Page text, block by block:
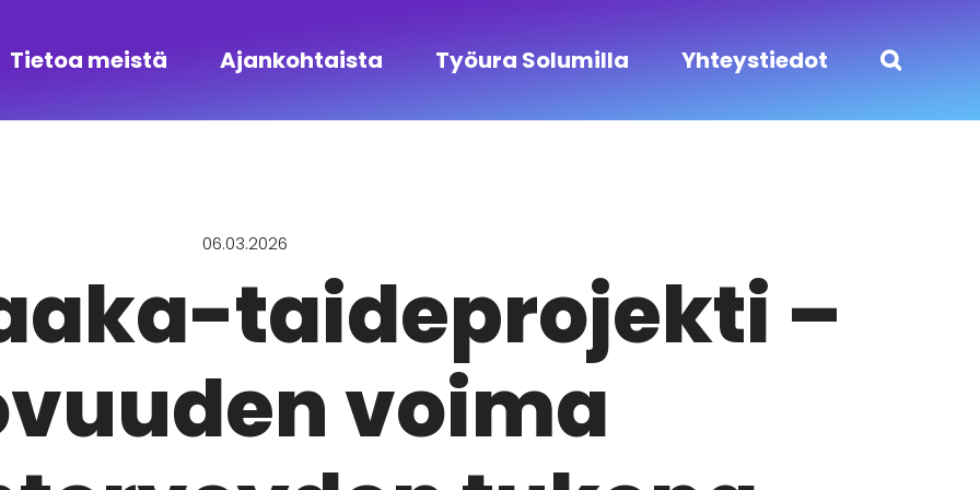
Tietoa meistä Ajankohtaista Työura Solumilla Yhteystiedot
06.03.2026
taideprojekti –
voima